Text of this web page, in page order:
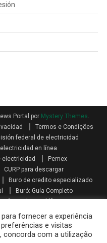
Portal por Mystery Themes.
Termos e Condições
federal de electricidad
en línea
electricidad
Pemex
CURP para descargar
Buro de credito especializado
Buró: Guía Completo
Aguinaldo por Ley
Aguinaldo
Primas vacacionales
Paquetes amigo sin limite
fornecer a experiência
e visitas
concorda com a utilização